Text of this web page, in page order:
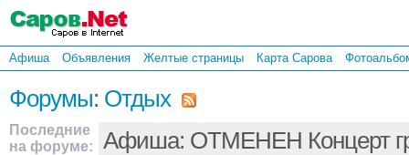
Афиша Объявления Желтые страницы Карта Сарова
Форумы: Отдых
Последние
на форуме:
Афиша: ОТМЕНЕН Концерт